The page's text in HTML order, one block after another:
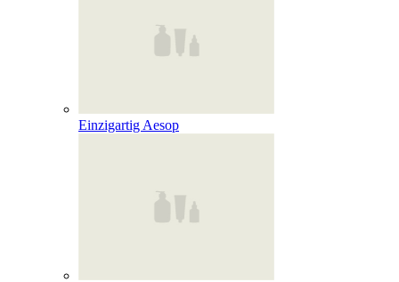
Einzigartig Aesop